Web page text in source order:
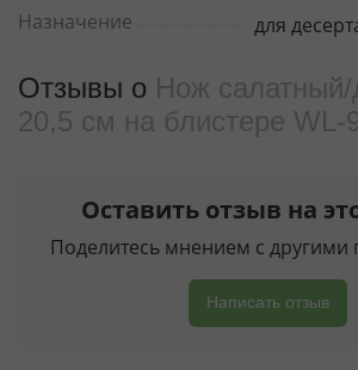
Назначение для
Отзывы о Нож салатный/
20,5 см на блистере
Оставить отзыв на
Поделитесь мнением с другими
Написать отзыв